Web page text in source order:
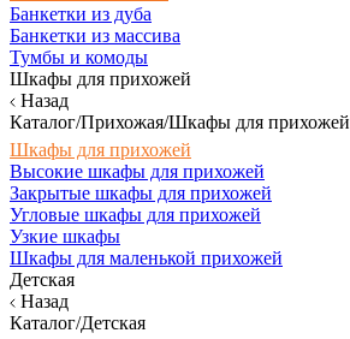
Банкетки из дуба
Банкетки из массива
Тумбы и комоды
Шкафы для прихожей
Назад
Каталог/Прихожая/Шкафы для прихожей
Шкафы для прихожей
Высокие шкафы для прихожей
Закрытые шкафы для прихожей
Угловые шкафы для прихожей
Узкие шкафы
Шкафы для маленькой прихожей
Детская
Назад
Каталог/Детская